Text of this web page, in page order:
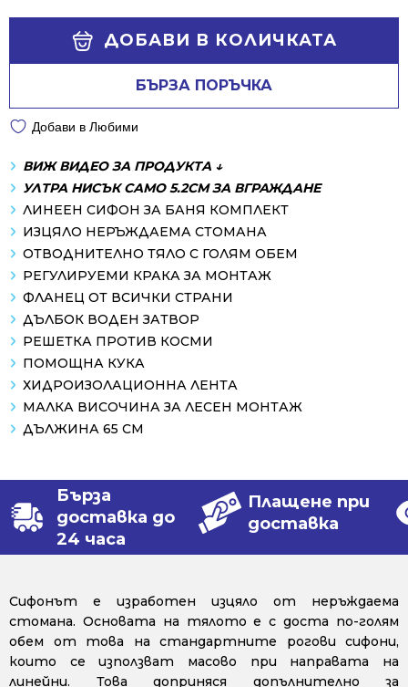
ДОБАВИ В КОЛИЧКАТА
БЪРЗА ПОРЪЧКА
Добави в Любими
ВИЖ ВИДЕО ЗА ПРОДУКТА ↓
УЛТРА НИСЪК САМО 5.2СМ ЗА ВГРАЖДАНЕ
ЛИНЕЕН СИФОН ЗА БАНЯ КОМПЛЕКТ
ИЗЦЯЛО НЕРЪЖДАЕМА СТОМАНА
ОТВОДНИТЕЛНО ТЯЛО С ГОЛЯМ ОБЕМ
РЕГУЛИРУЕМИ КРАКА ЗА МОНТАЖ
ФЛАНЕЦ ОТ ВСИЧКИ СТРАНИ
ДЪЛБОК ВОДЕН ЗАТВОР
РЕШЕТКА ПРОТИВ КОСМИ
ПОМОЩНА КУКА
ХИДРОИЗОЛАЦИОННА ЛЕНТА
МАЛКА ВИСОЧИНА ЗА ЛЕСЕН МОНТАЖ
ДЪЛЖИНА 65 СМ
Бърза
доставка до
24 часа
Плащене при
доставка
Сифонът е изработен изцяло от неръждаема
стомана. Основата на тялото е с доста по-голям
обем от това на стандартните рогови сифони,
които се използват масово при направата на
линейни. Това доприняся допълнително за